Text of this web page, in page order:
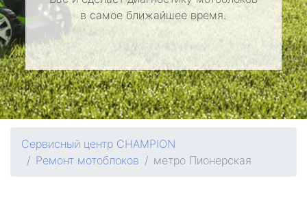
в самое ближайшее время.
Сервисный центр CHAMPION
Ремонт мотоблоков
метро Пионерская